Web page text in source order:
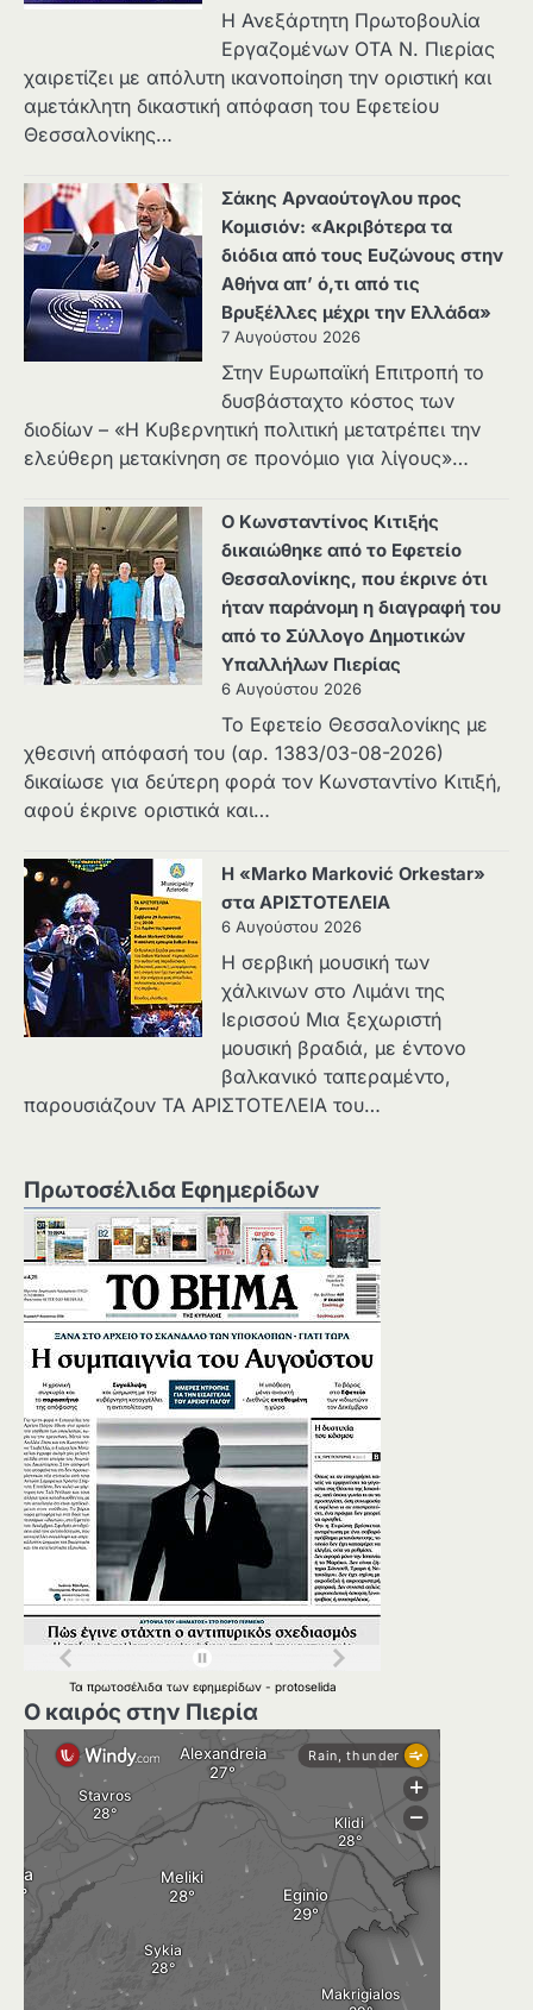
Η Ανεξάρτητη Πρωτοβουλία
Εργαζομένων ΟΤΑ Ν. Πιερίας
χαιρετίζει με απόλυτη ικανοποίηση την οριστική και
αμετάκλητη δικαστική απόφαση του Εφετείου
Θεσσαλονίκης…
Σάκης Αρναούτογλου προς
Κομισιόν: «Ακριβότερα τα
διόδια από τους Ευζώνους στην
Αθήνα απ’ ό,τι από τις
Βρυξέλλες μέχρι την Ελλάδα»
7 Αυγούστου 2026
Στην Ευρωπαϊκή Επιτροπή το
δυσβάσταχτο κόστος των
διοδίων – «Η Κυβερνητική πολιτική μετατρέπει την
ελεύθερη μετακίνηση σε προνόμιο για λίγους»…
Ο Κωνσταντίνος Κιτιξής
δικαιώθηκε από το Εφετείο
Θεσσαλονίκης, που έκρινε ότι
ήταν παράνομη η διαγραφή του
από το Σύλλογο Δημοτικών
Υπαλλήλων Πιερίας
6 Αυγούστου 2026
Το Εφετείο Θεσσαλονίκης με
χθεσινή απόφασή του (αρ. 1383/03-08-2026)
δικαίωσε για δεύτερη φορά τον Κωνσταντίνο Κιτιξή,
αφού έκρινε οριστικά και…
Η «Marko Marković Orkestar»
στα ΑΡΙΣΤΟΤΕΛΕΙΑ
6 Αυγούστου 2026
Η σερβική μουσική των
χάλκινων στο Λιμάνι της
Ιερισσού Μια ξεχωριστή
μουσική βραδιά, με έντονο
βαλκανικό ταπεραμέντο,
παρουσιάζουν ΤΑ ΑΡΙΣΤΟΤΕΛΕΙΑ του…
Πρωτοσέλιδα Εφημερίδων
Τα πρωτοσέλιδα των εφημερίδων - protoselida
Ο καιρός στην Πιερία